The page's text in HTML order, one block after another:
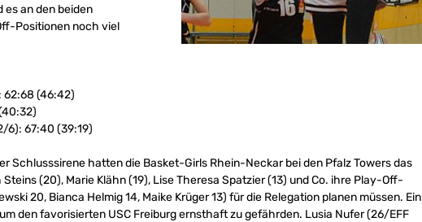
es an den beiden
Positionen noch viel
62:68 (46:42)
6): 67:40 (39:19)
Schlusssirene hatten die Basket-Girls Rhein-Neckar bei den Pfalz Towers das
(20), Marie Klähn (19), Lise Theresa Spatzier (13) und Co. ihre Play-Off-
20, Bianca Helmig 14, Maike Krüger 13) für die Relegation planen müssen. Ein
den favorisierten USC Freiburg ernsthaft zu gefährden. Lusia Nufer (26/EFF